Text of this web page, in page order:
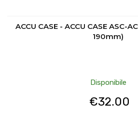
ACCU CASE - ACCU CASE ASC-
190mm)
Disponibile
€32.00